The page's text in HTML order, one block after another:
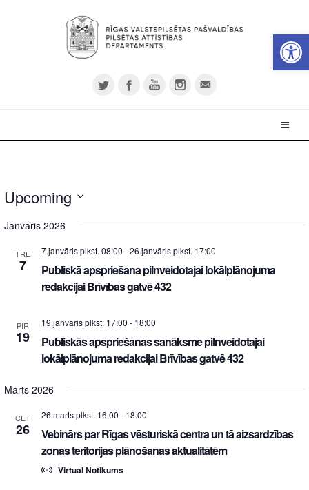
Upcoming
date.
Janvāris 2026
TRE
7
7.janvāris plkst. 08:00 -26.janvāris plkst. 17:00
Publiskā apspriešana pilnveidotajai lokālplānojuma
redakcijai Brīvības gatvē 432
PIR
19
19.janvāris plkst. 17:00 - 18:00
Publiskās apspriešanas sanāksme pilnveidotajai
lokālplānojuma redakcijai Brīvības gatvē 432
Marts 2026
CET
26
26.marts plkst. 16:00 - 18:00
Vebinārs par Rīgas vēsturiskā centra un tā aizsardzības
zonas teritorijas plānošanas aktualitātēm
Virtual Notikums